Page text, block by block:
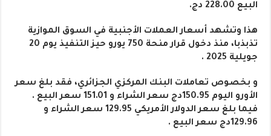
البيع 228.00 دج.
هذا وتشهد أسعار العملات الأجنبية في السوق الموازية
تذبذبا، منذ دخول قرار منحة 750 يورو حيز التنفيذ يوم 20
جويلية 2025 .
و بخصوص تعاملات البنك المركزي الجزائري، فقد بلغ سعر
الأورو اليوم 150.95دج سعر الشراء و 151.01 سعر البيع .
فيما بلغ سعر الدولار الأمريكي 129.95 سعر الشراء و
129.96دج سعر البيع .